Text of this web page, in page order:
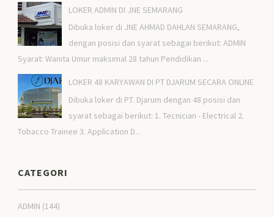
LOKER ADMIN DI JNE SEMARANG
Dibuka loker di JNE AHMAD DAHLAN SEMARANG,
dengan posisi dan syarat sebagai berikut: ADMIN
Syarat: Wanita Umur maksimal 28 tahun Pendidikan ...
LOKER 48 KARYAWAN DI PT DJARUM SECARA ONLINE
Dibuka loker di PT. Djarum dengan 48 posisi dan
syarat sebagai berikut: 1. Tecnician - Electrical 2.
Tobacco Trainee 3. Application D...
CATEGORI
ADMIN (144)